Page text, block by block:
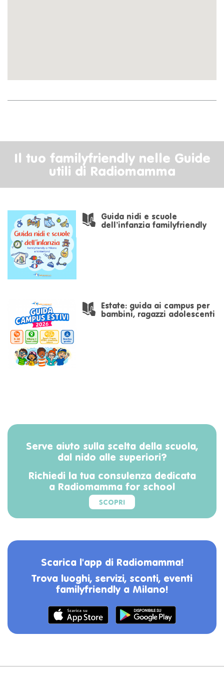
Il tuo familyfriendly nelle Guide
utili di Radiomamma
Guida nidi e scuole
dell’infanzia familyfriendly
Estate: guida ai campus per
bambini, ragazzi adolescenti
Serve aiuto sulla scelta della scuola,
dal nido alle superiori?
Richiedi la tua consulenza dedicata
a Radiomamma for school
SCOPRI
Scarica l'app di Radiomamma!
Trova luoghi, servizi, sconti, eventi
familyfriendly a Milano!